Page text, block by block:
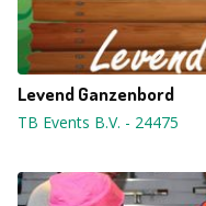
Levend Ganzenbord
TB Events B.V. - 24475